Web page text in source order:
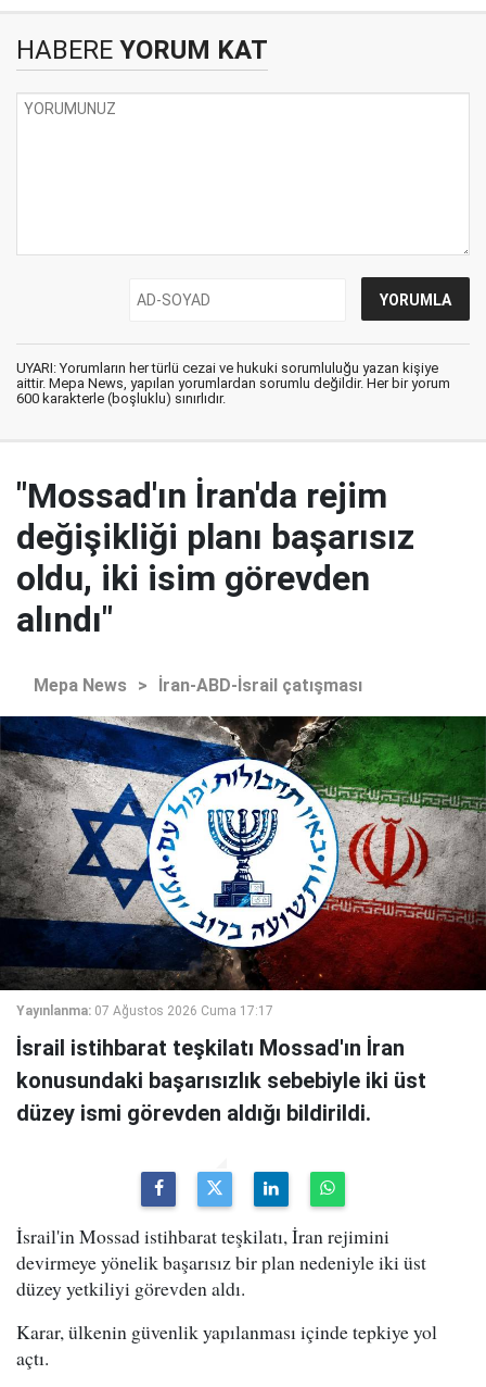
HABERE YORUM KAT
UYARI: Yorumların her türlü cezai ve hukuki sorumluluğu yazan kişiye
aittir. Mepa News, yapılan yorumlardan sorumlu değildir. Her bir yorum
600 karakterle (boşluklu) sınırlıdır.
"Mossad'ın İran'da rejim
değişikliği planı başarısız
oldu, iki isim görevden
alındı"
Mepa News > İran-ABD-İsrail çatışması
Yayınlanma: 07 Ağustos 2026 Cuma 17:17
İsrail istihbarat teşkilatı Mossad'ın İran
konusundaki başarısızlık sebebiyle iki üst
düzey ismi görevden aldığı bildirildi.
İsrail'in Mossad istihbarat teşkilatı, İran rejimini
devirmeye yönelik başarısız bir plan nedeniyle iki üst
düzey yetkiliyi görevden aldı.
Karar, ülkenin güvenlik yapılanması içinde tepkiye yol
açtı.